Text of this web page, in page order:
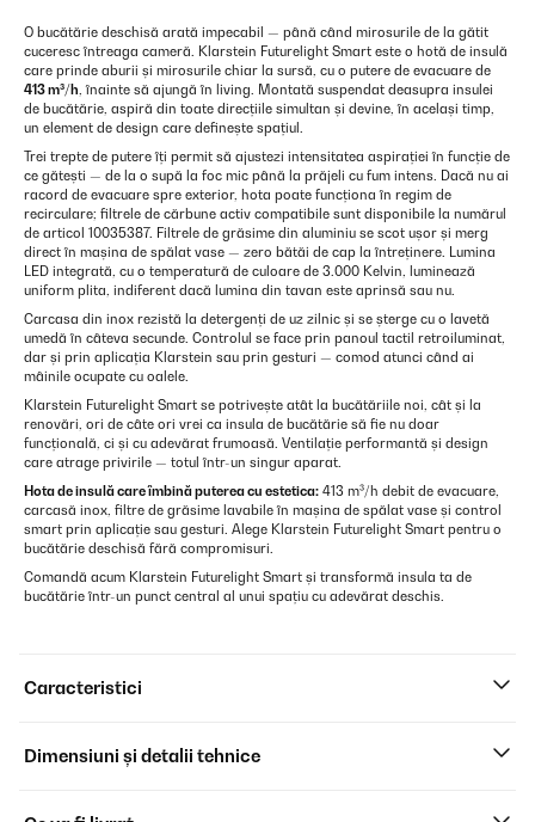
O bucătărie deschisă arată impecabil — până când mirosurile de la gătit
cuceresc întreaga cameră. Klarstein Futurelight Smart este o hotă de insulă
care prinde aburii și mirosurile chiar la sursă, cu o putere de evacuare de
413 m³/h, înainte să ajungă în living. Montată suspendat deasupra insulei
de bucătărie, aspiră din toate direcțiile simultan și devine, în același timp,
un element de design care definește spațiul.
Trei trepte de putere îți permit să ajustezi intensitatea aspirației în funcție de
ce gătești — de la o supă la foc mic până la prăjeli cu fum intens. Dacă nu ai
racord de evacuare spre exterior, hota poate funcționa în regim de
recirculare; filtrele de cărbune activ compatibile sunt disponibile la numărul
de articol 10035387. Filtrele de grăsime din aluminiu se scot ușor și merg
direct în mașina de spălat vase — zero bătăi de cap la întreținere. Lumina
LED integrată, cu o temperatură de culoare de 3.000 Kelvin, luminează
uniform plita, indiferent dacă lumina din tavan este aprinsă sau nu.
Carcasa din inox rezistă la detergenți de uz zilnic și se șterge cu o lavetă
umedă în câteva secunde. Controlul se face prin panoul tactil retroiluminat,
dar și prin aplicația Klarstein sau prin gesturi — comod atunci când ai
mâinile ocupate cu oalele.
Klarstein Futurelight Smart se potrivește atât la bucătăriile noi, cât și la
renovări, ori de câte ori vrei ca insula de bucătărie să fie nu doar
funcțională, ci și cu adevărat frumoasă. Ventilație performantă și design
care atrage privirile — totul într-un singur aparat.
Hota de insulă care îmbină puterea cu estetica: 413 m³/h debit de evacuare,
carcasă inox, filtre de grăsime lavabile în mașina de spălat vase și control
smart prin aplicație sau gesturi. Alege Klarstein Futurelight Smart pentru o
bucătărie deschisă fără compromisuri.
Comandă acum Klarstein Futurelight Smart și transformă insula ta de
bucătărie într-un punct central al unui spațiu cu adevărat deschis.
Caracteristici
Dimensiuni și detalii tehnice